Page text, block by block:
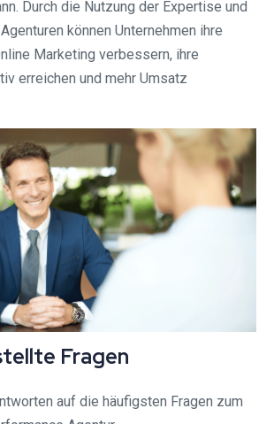
Durch die Nutzung der Expertise und
können Unternehmen ihre
Marketing verbessern, ihre
erreichen und mehr Umsatz
Fragen
auf die häufigsten Fragen zum